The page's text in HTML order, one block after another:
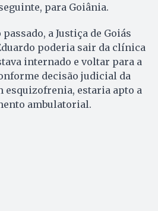
para Goiânia.
a Justiça de Goiás
poderia sair da clínica
internado e voltar para a
decisão judicial da
esquizofrenia, estaria apto a
ambulatorial.